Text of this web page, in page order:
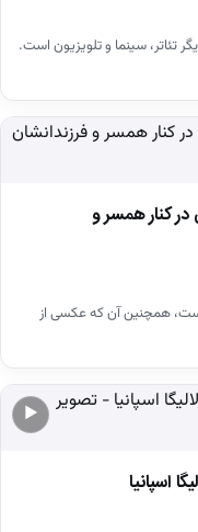
۱۳۵۳ در همدان، بازیگر تئاتر، سینما و تلویزیون است.
کنار همسر و
همچنین آن که عکسی از
▶